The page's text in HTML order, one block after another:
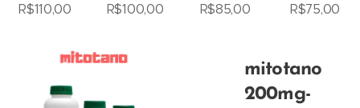
R$110,00 R$100,00 R$85,00 R$75,00
mitotano
200mg-